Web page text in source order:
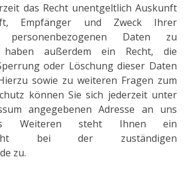
das Recht unentgeltlich Auskunft
Empfänger und Zweck Ihrer
personenbezogenen Daten zu
außerdem ein Recht, die
oder Löschung dieser Daten
sowie zu weiteren Fragen zum
können Sie sich jederzeit unter
angegebenen Adresse an uns
Weiteren steht Ihnen ein
bei der zuständigen
zu.